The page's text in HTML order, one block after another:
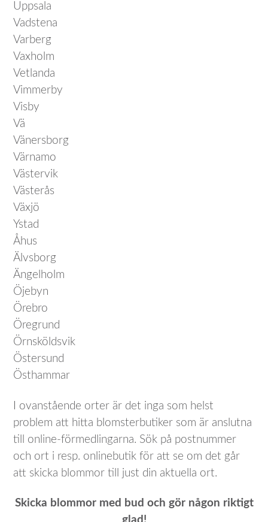
Uppsala
Vadstena
Varberg
Vaxholm
Vetlanda
Vimmerby
Visby
Vä
Vänersborg
Värnamo
Västervik
Västerås
Växjö
Ystad
Åhus
Älvsborg
Ängelholm
Öjebyn
Örebro
Öregrund
Örnsköldsvik
Östersund
Östhammar
I ovanstående orter är det inga som helst
problem att hitta blomsterbutiker som är anslutna
till online-förmedlingarna. Sök på postnummer
och ort i resp. onlinebutik för att se om det går
att skicka blommor till just din aktuella ort.
Skicka blommor med bud och gör någon riktigt